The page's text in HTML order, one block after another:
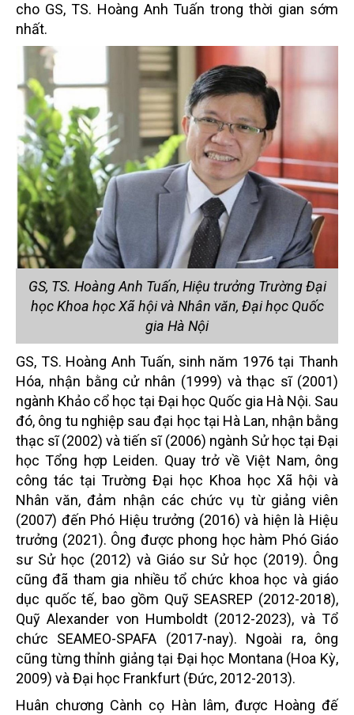
cho GS, TS. Hoàng Anh Tuấn trong thời gian sớm
nhất.
GS, TS. Hoàng Anh Tuấn, Hiệu trưởng Trường Đại
học Khoa học Xã hội và Nhân văn, Đại học Quốc
gia Hà Nội
GS, TS. Hoàng Anh Tuấn, sinh năm 1976 tại Thanh
Hóa, nhận bằng cử nhân (1999) và thạc sĩ (2001)
ngành Khảo cổ học tại Đại học Quốc gia Hà Nội. Sau
đó, ông tu nghiệp sau đại học tại Hà Lan, nhận bằng
thạc sĩ (2002) và tiến sĩ (2006) ngành Sử học tại Đại
học Tổng hợp Leiden. Quay trở về Việt Nam, ông
công tác tại Trường Đại học Khoa học Xã hội và
Nhân văn, đảm nhận các chức vụ từ giảng viên
(2007) đến Phó Hiệu trưởng (2016) và hiện là Hiệu
trưởng (2021). Ông được phong học hàm Phó Giáo
sư Sử học (2012) và Giáo sư Sử học (2019). Ông
cũng đã tham gia nhiều tổ chức khoa học và giáo
dục quốc tế, bao gồm Quỹ SEASREP (2012-2018),
Quỹ Alexander von Humboldt (2012-2023), và Tổ
chức SEAMEO-SPAFA (2017-nay). Ngoài ra, ông
cũng từng thỉnh giảng tại Đại học Montana (Hoa Kỳ,
2009) và Đại học Frankfurt (Đức, 2012-2013).
Huân chương Cành cọ Hàn lâm, được Hoàng đế